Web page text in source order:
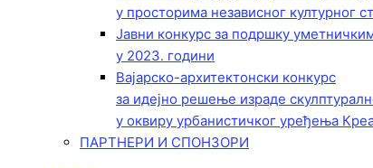
у просторима независног културног
Јавни конкурс за подршку
у 2023. години
Вајарско-архитектонски конкурс
за идејно решење израде
у оквиру урбанистичког уређења
ПАРТНЕРИ И СПОНЗОРИ